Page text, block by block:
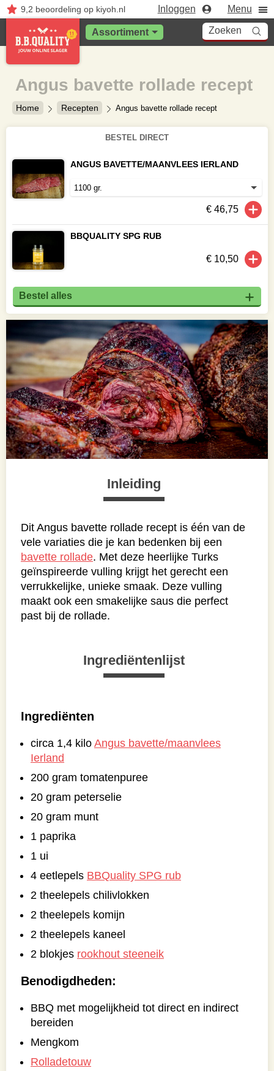
9,2 beoordelingop kiyoh.nl Inloggen Menu
Assortiment Zoeken
Home Recepten Angus bavette rollade recept
Angus bavette rollade recept
Inleiding
Dit Angus bavette rollade recept is één van de
vele variaties die je kan bedenken bij een
bavette rollade. Met deze heerlijke Turks
geïnspireerde vulling krijgt het gerecht een
verrukkelijke, unieke smaak. Deze vulling
maakt ook een smakelijke saus die perfect
past bij de rollade.
Ingrediëntenlijst
Ingrediënten
circa 1,4 kilo Angus bavette/maanvlees
Ierland
200 gram tomatenpuree
20 gram peterselie
20 gram munt
1 paprika
1 ui
4 eetlepels BBQuality SPG rub
2 theelepels chilivlokken
2 theelepels komijn
2 theelepels kaneel
2 blokjes rookhout steeneik
Benodigdheden:
BBQ met mogelijkheid tot direct en indirect
bereiden
Mengkom
Rolladetouw
BESTEL DIRECT
ANGUS BAVETTE/MAANVLEES IERLAND
€ 46,75
BBQUALITY SPG RUB
€ 10,50
Bestel alles